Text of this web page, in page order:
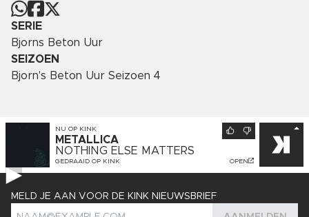
SERIE
Bjorns Beton Uur
SEIZOEN
Bjorn's Beton Uur Seizoen 4
NU OP KINK
METALLICA
NOTHING ELSE MATTERS
GEDRAAID OP KINK OPEN
MELD JE AAN VOOR DE KINK NIEUWSBRIEF